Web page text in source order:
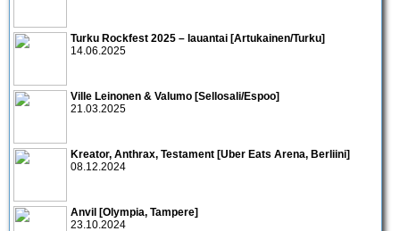
Turku Rockfest 2025 – lauantai [Artukainen/Turku]
14.06.2025
Ville Leinonen & Valumo [Sellosali/Espoo]
21.03.2025
Kreator, Anthrax, Testament [Uber Eats Arena, Berliini]
08.12.2024
Anvil [Olympia, Tampere]
23.10.2024